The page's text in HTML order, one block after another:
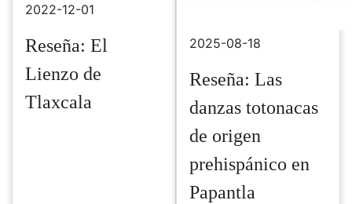
2022-12-01
Reseña: El
Lienzo de
Tlaxcala
2025-08-18
Reseña: Las
danzas totonacas
de origen
prehispánico en
Papantla